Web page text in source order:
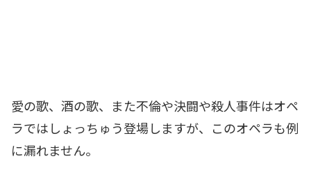
愛の歌、酒の歌、また不倫や決闘や殺人事件はオペ
ラではしょっちゅう登場しますが、このオペラも例
に漏れません。